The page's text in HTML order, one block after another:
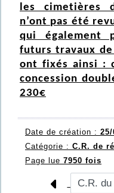
les cimetières
n’ont pas été
qui
également
futurs travaux
ont fixés ainsi :
concession
230€
Date de création :
Catégorie : C.R. de
Page lue 7950 fois